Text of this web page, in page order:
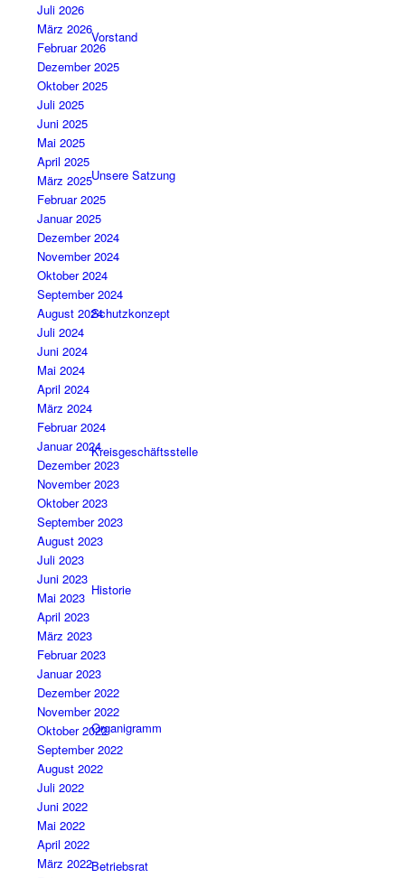
Vorstand
Unsere Satzung
Schutzkonzept
Kreisgeschäftsstelle
Historie
Organigramm
Betriebsrat
Juli 2026
März 2026
Februar 2026
Dezember 2025
Oktober 2025
Juli 2025
Juni 2025
Mai 2025
April 2025
März 2025
Februar 2025
Januar 2025
Dezember 2024
November 2024
Oktober 2024
September 2024
August 2024
Juli 2024
Juni 2024
Mai 2024
April 2024
März 2024
Februar 2024
Januar 2024
Dezember 2023
November 2023
Oktober 2023
September 2023
August 2023
Juli 2023
Juni 2023
Mai 2023
April 2023
März 2023
Februar 2023
Januar 2023
Dezember 2022
November 2022
Oktober 2022
September 2022
August 2022
Juli 2022
Juni 2022
Mai 2022
April 2022
März 2022